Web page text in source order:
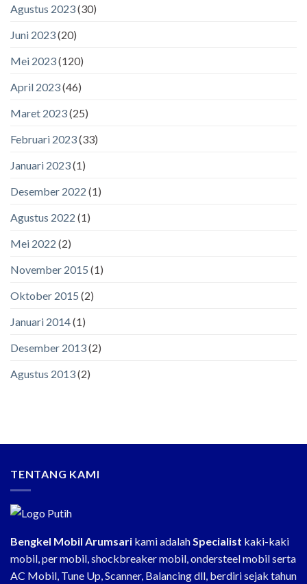
Agustus 2023(30)
Juni 2023(20)
Mei 2023(120)
April 2023(46)
Maret 2023(25)
Februari 2023(33)
Januari 2023(1)
Desember 2022 (1)
Agustus 2022 (1)
Mei 2022 (2)
November 2015 (1)
Oktober 2015 (2)
Januari 2014(1)
Desember 2013(2)
Agustus 2013(2)
TENTANG KAMI
Bengkel Mobil Arumsari kami adalah Specialist kaki-kaki
mobil, per mobil, shockbreaker mobil, ondersteel mobil serta
AC Mobil, Tune Up, Scanner, Balancing dll, berdiri sejak tahun